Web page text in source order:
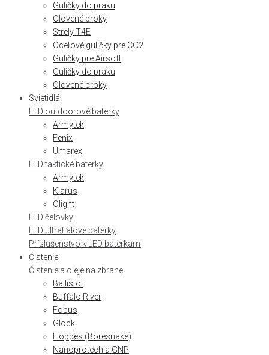
Guličky do praku
Olovené broky
Strely T4E
Oceľové guličky pre CO2
Guličky pre Airsoft
Guličky do praku
Olovené broky
Svietidlá
LED outdoorové baterky
Armytek
Fenix
Umarex
LED taktické baterky
Armytek
Klarus
Olight
LED čelovky
LED ultrafialové baterky
Príslušenstvo k LED baterkám
Čistenie
Čistenie a oleje na zbrane
Ballistol
Buffalo River
Fobus
Glock
Hoppes (Boresnake)
Nanoprotech a GNP